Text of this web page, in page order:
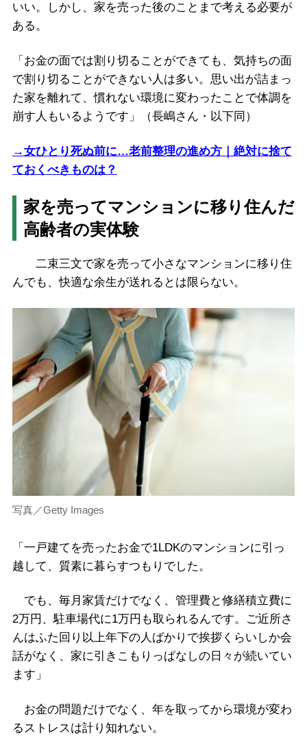
いい。しかし、家を売った後のことまで考える必要が
ある。
「お金の面では割り切ることができても、気持ちの面
で割り切ることができない人は多い。思い出が詰まっ
た家を離れて、慣れない環境に変わったことで体調を
崩す人もいるようです」（長嶋さん・以下同）
→女ひとり死ぬ前に…老前整理の進め方｜絶対に捨て
ておくべきものは？
家を売ってマンションに移り住んだ
高齢者の実体験
二束三文で家を売って小さなマンションに移り住
んでも、快適な余生が送れるとは限らない。
写真／Getty Images
「一戸建てを売ったお金で1LDKのマンションに引っ
越して、質素に暮らすつもりでした。
でも、毎月家賃だけでなく、管理費と修繕積立費に
2万円、駐車場代に1万円も取られるんです。ご近所さ
んはふた回り以上年下の人ばかりで挨拶くらいしか会
話がなく、家に引きこもりっぱなしの日々が続いてい
ます」
お金の問題だけでなく、年を取ってから環境が変わ
るストレスは計り知れない。